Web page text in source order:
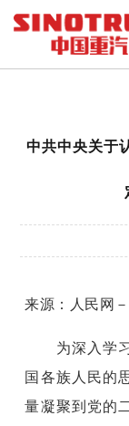
中共中央关于
来源：人民网
为深入学习
国各族人民的
量凝聚到党的